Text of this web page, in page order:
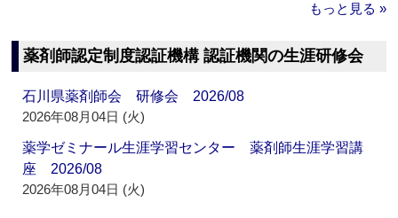
もっと見る »
薬剤師認定制度認証機構 認証機関の生涯研修会
石川県薬剤師会 研修会 2026/08
2026年08月04日 (火)
薬学ゼミナール生涯学習センター 薬剤師生涯学習講
座 2026/08
2026年08月04日 (火)